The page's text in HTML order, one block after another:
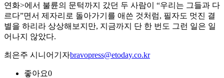
연화>에서 불륜의 문턱까지 갔던 두 사람이 “우리는 그들과 다
르다”면서 제자리로 돌아가기를 애쓴 것처럼, 필자도 멋진 결
별을 하리라 상상해보지만, 지금까지 단 한 번도 그런 일은 일
어나지 않았다.
최은주 시니어기자bravopress@etoday.co.kr
좋아요0